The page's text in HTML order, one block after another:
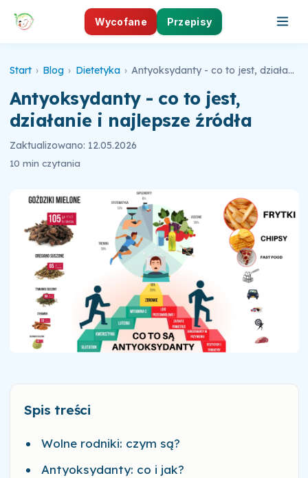
Wycofane Przepisy
Start › Blog › Dietetyka › Antyoksydanty - co to jest, działanie i najlepsze źródła
Antyoksydanty - co to jest,
działanie i najlepsze źródła
Zaktualizowano: 12.05.2026
10 min czytania
Spis treści
Wolne rodniki: czym są?
Antyoksydanty: co i jak?